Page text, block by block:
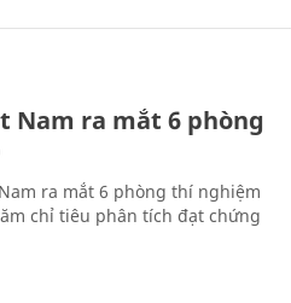
Nam ra mắt 6 phòng
ra mắt 6 phòng thí nghiệm
chỉ tiêu phân tích đạt chứng